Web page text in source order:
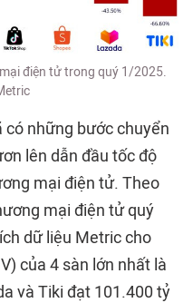
điện tử trong quý 1/2025.
có những bước chuyển
lên dẫn đầu tốc độ
mại điện tử. Theo
mại điện tử quý
dữ liệu Metric cho
của 4 sàn lớn nhất là
và Tiki đạt 101.400 tỷ